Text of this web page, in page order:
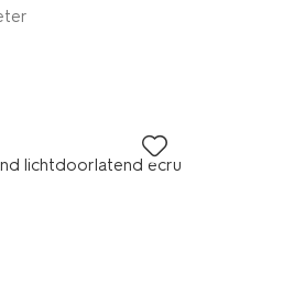
lichtdoorlatend ecru